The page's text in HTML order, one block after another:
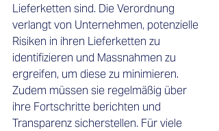
Lieferketten sind. Die Verordnung
verlangt von Unternehmen, potenzielle
Risiken in ihren Lieferketten zu
identifizieren und Massnahmen zu
ergreifen, um diese zu minimieren.
Zudem müssen sie regelmäßig über
ihre Fortschritte berichten und
Transparenz sicherstellen. Für viele